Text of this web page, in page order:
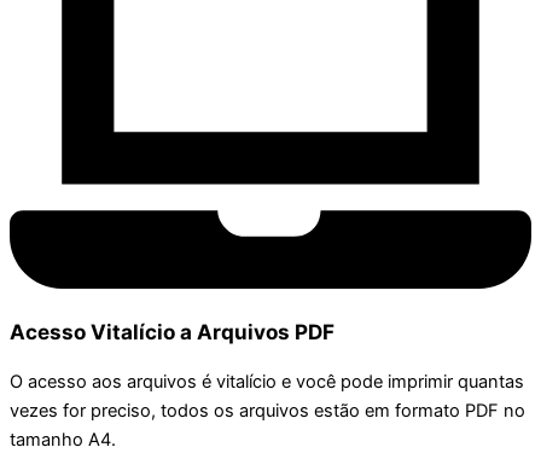
Acesso Vitalício a Arquivos PDF
O acesso aos arquivos é vitalício e você pode imprimir quantas
vezes for preciso, todos os arquivos estão em formato PDF no
tamanho A4.